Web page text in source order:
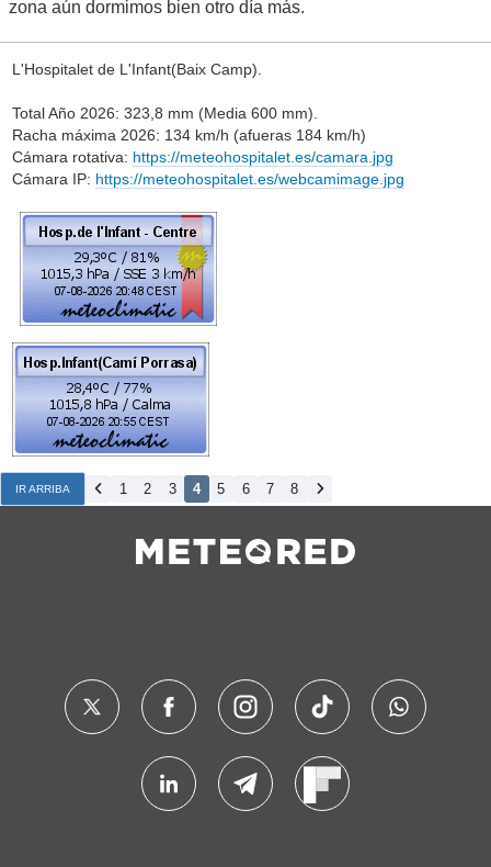
zona aún dormimos bien otro día más.
L'Hospitalet de L'Infant(Baix Camp).
Total Año 2026: 323,8 mm (Media 600 mm).
Racha máxima 2026: 134 km/h (afueras 184 km/h)
Cámara rotativa: https://meteohospitalet.es/camara.jpg
Cámara IP: https://meteohospitalet.es/webcamimage.jpg
IR ARRIBA 1 2 3 4 5 6 7 8